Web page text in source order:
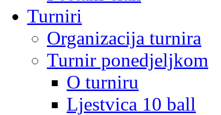
Turniri
Organizacija turnira
Turnir ponedjeljkom
O turniru
Ljestvica 10 ball